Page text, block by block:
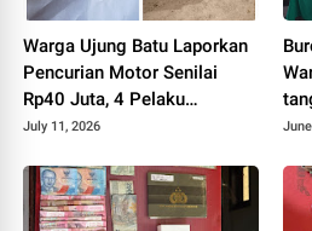
Warga Ujung Batu Laporkan
Pencurian Motor Senilai
Rp40 Juta, 4 Pelaku
Terekam CCTV
July 11, 2026